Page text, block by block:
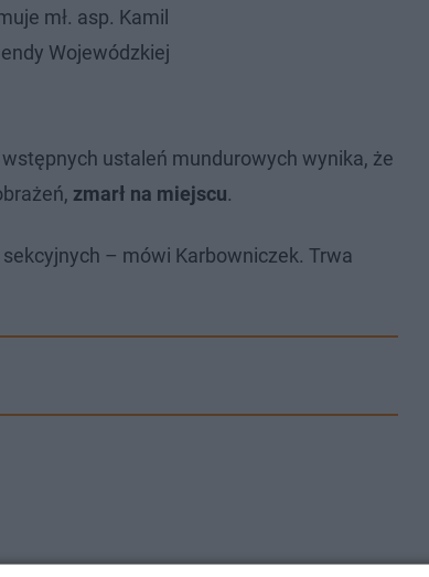
mł. asp. Kamil
Wojewódzkiej
ustaleń mundurowych wynika, że
zmarł na miejscu.
– mówi Karbowniczek. Trwa